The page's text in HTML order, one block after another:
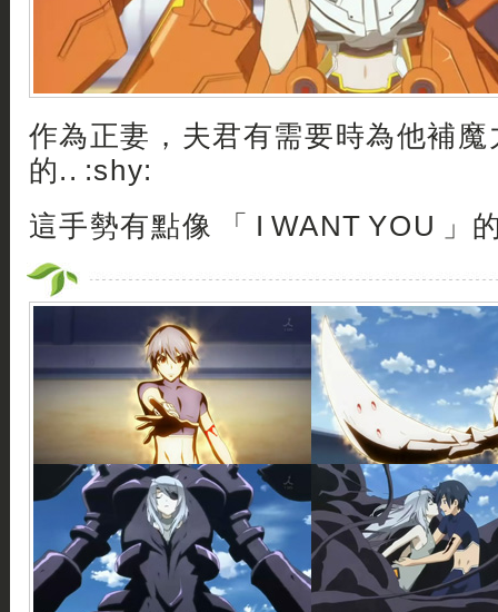
作為正妻，夫君有需要時為他補
的.. :shy:
這手勢有點像 「 I WANT YOU 」